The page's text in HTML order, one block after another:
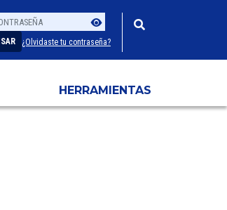
Usuario
Contraseña
¿Olvidaste tu contraseña?
HERRAMIENTAS